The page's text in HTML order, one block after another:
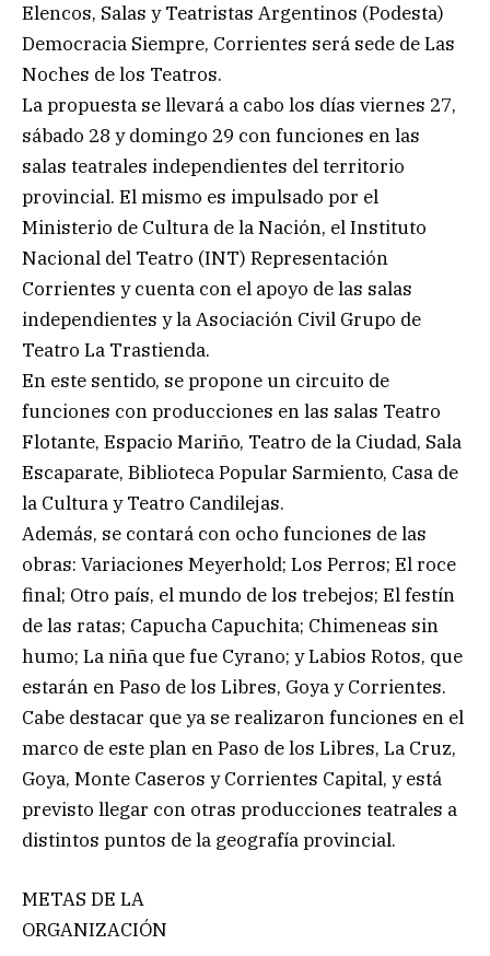
Elencos, Salas y Teatristas Argentinos (Podesta)
Democracia Siempre, Corrientes será sede de Las
Noches de los Teatros.
La propuesta se llevará a cabo los días viernes 27,
sábado 28 y domingo 29 con funciones en las
salas teatrales independientes del territorio
provincial. El mismo es impulsado por el
Ministerio de Cultura de la Nación, el Instituto
Nacional del Teatro (INT) Representación
Corrientes y cuenta con el apoyo de las salas
independientes y la Asociación Civil Grupo de
Teatro La Trastienda.
En este sentido, se propone un circuito de
funciones con producciones en las salas Teatro
Flotante, Espacio Mariño, Teatro de la Ciudad, Sala
Escaparate, Biblioteca Popular Sarmiento, Casa de
la Cultura y Teatro Candilejas.
Además, se contará con ocho funciones de las
obras: Variaciones Meyerhold; Los Perros; El roce
final; Otro país, el mundo de los trebejos; El festín
de las ratas; Capucha Capuchita; Chimeneas sin
humo; La niña que fue Cyrano; y Labios Rotos, que
estarán en Paso de los Libres, Goya y Corrientes.
Cabe destacar que ya se realizaron funciones en el
marco de este plan en Paso de los Libres, La Cruz,
Goya, Monte Caseros y Corrientes Capital, y está
previsto llegar con otras producciones teatrales a
distintos puntos de la geografía provincial.
METAS DE LA
ORGANIZACIÓN